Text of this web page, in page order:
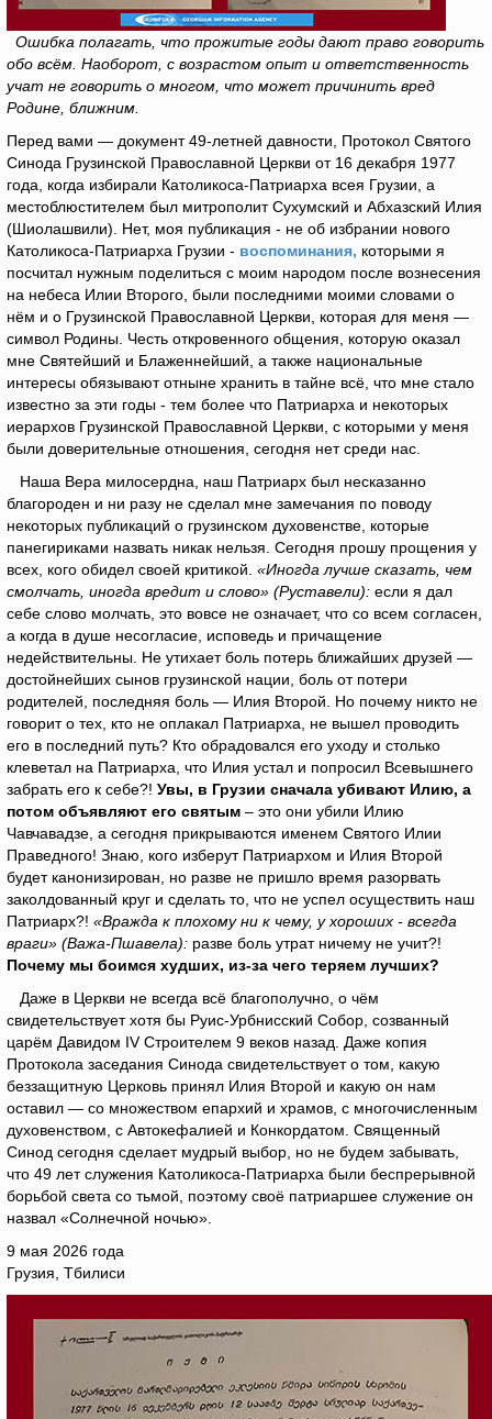
Ошибка полагать, что прожитые годы дают право говорить
обо всём. Наоборот, с возрастом опыт и ответственность
учат не говорить о многом, что может причинить вред
Родине, ближним.
Перед вами — документ 49-летней давности, Протокол Святого
Синода Грузинской Православной Церкви от 16 декабря 1977
года, когда избирали Католикоса-Патриарха всея Грузии, а
местоблюстителем был митрополит Сухумский и Абхазский Илия
(Шиолашвили). Нет, моя публикация - не об избрании нового
Католикоса-Патриарха Грузии - воспоминания, которыми я
посчитал нужным поделиться с моим народом после вознесения
на небеса Илии Второго, были последними моими словами о
нём и о Грузинской Православной Церкви, которая для меня —
символ Родины. Честь откровенного общения, которую оказал
мне Святейший и Блаженнейший, а также национальные
интересы обязывают отныне хранить в тайне всё, что мне стало
известно за эти годы - тем более что Патриарха и некоторых
иерархов Грузинской Православной Церкви, с которыми у меня
были доверительные отношения, сегодня нет среди нас.
Наша Вера милосердна, наш Патриарх был несказанно
благороден и ни разу не сделал мне замечания по поводу
некоторых публикаций о грузинском духовенстве, которые
панегириками назвать никак нельзя. Сегодня прошу прощения у
всех, кого обидел своей критикой. «Иногда лучше сказать, чем
смолчать, иногда вредит и слово» (Руставели): если я дал
себе слово молчать, это вовсе не означает, что со всем согласен,
а когда в душе несогласие, исповедь и причащение
недействительны. Не утихает боль потерь ближайших друзей —
достойнейших сынов грузинской нации, боль от потери
родителей, последняя боль — Илия Второй. Но почему никто не
говорит о тех, кто не оплакал Патриарха, не вышел проводить
его в последний путь? Кто обрадовался его уходу и столько
клеветал на Патриарха, что Илия устал и попросил Всевышнего
забрать его к себе?! Увы, в Грузии сначала убивают Илию, а
потом объявляют его святым – это они убили Илию
Чавчавадзе, а сегодня прикрываются именем Святого Илии
Праведного! Знаю, кого изберут Патриархом и Илия Второй
будет канонизирован, но разве не пришло время разорвать
заколдованный круг и сделать то, что не успел осуществить наш
Патриарх?! «Вражда к плохому ни к чему, у хороших - всегда
враги» (Важа-Пшавела): разве боль утрат ничему не учит?!
Почему мы боимся худших, из-за чего теряем лучших?
Даже в Церкви не всегда всё благополучно, о чём
свидетельствует хотя бы Руис-Урбнисский Собор, созванный
царём Давидом IV Строителем 9 веков назад. Даже копия
Протокола заседания Синода свидетельствует о том, какую
беззащитную Церковь принял Илия Второй и какую он нам
оставил — со множеством епархий и храмов, с многочисленным
духовенством, с Автокефалией и Конкордатом. Священный
Синод сегодня сделает мудрый выбор, но не будем забывать,
что 49 лет служения Католикоса-Патриарха были беспрерывной
борьбой света со тьмой, поэтому своё патриаршее служение он
назвал «Солнечной ночью».
9 мая 2026 года
Грузия, Тбилиси